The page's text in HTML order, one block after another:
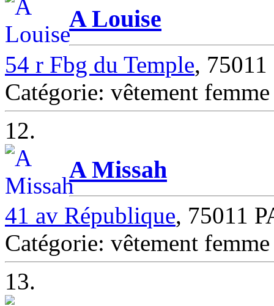
A Louise
54 r Fbg du Temple,
Catégorie: vêtement
12.
A Missah
41 av République, 75011
Catégorie: vêtement
13.